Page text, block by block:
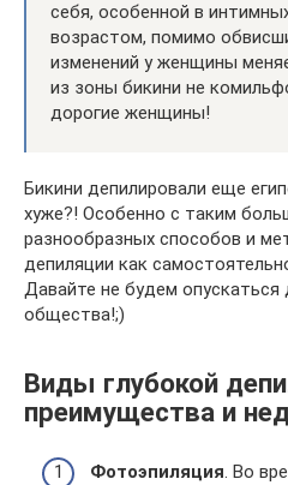
себя, особенной в
возрастом, помимо
изменений у женщины
из зоны бикини не
дорогие женщины!
Бикини депилировали еще
хуже?! Особенно с таким
разнообразных способов и
депиляции как
Давайте не будем
общества!;)
Виды глубокой
преимущества и
Фотоэпиляция . Во